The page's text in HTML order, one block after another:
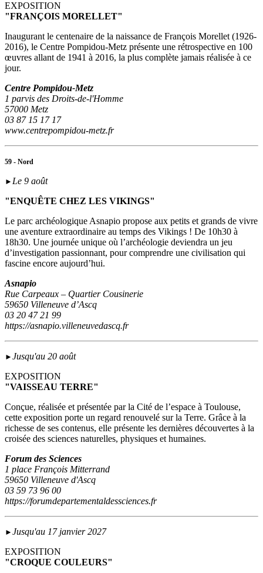
EXPOSITION
"FRANÇOIS MORELLET"
Inaugurant le centenaire de la naissance de François Morellet (1926-
2016), le Centre Pompidou-Metz présente une rétrospective en 100
œuvres allant de 1941 à 2016, la plus complète jamais réalisée à ce
jour.
Centre Pompidou-Metz
1 parvis des Droits-de-l'Homme
57000 Metz
03 87 15 17 17
www.centrepompidou-metz.fr
59 - Nord
► Le 9 août
"ENQUÊTE CHEZ LES VIKINGS"
Le parc archéologique Asnapio propose aux petits et grands de vivre
une aventure extraordinaire au temps des Vikings ! De 10h30 à
18h30. Une journée unique où l’archéologie deviendra un jeu
d’investigation passionnant, pour comprendre une civilisation qui
fascine encore aujourd’hui.
Asnapio
Rue Carpeaux – Quartier Cousinerie
59650 Villeneuve d’Ascq
03 20 47 21 99
https://asnapio.villeneuvedascq.fr
► Jusqu'au 20 août
EXPOSITION
"VAISSEAU TERRE"
Conçue, réalisée et présentée par la Cité de l’espace à Toulouse,
cette exposition porte un regard renouvelé sur la Terre. Grâce à la
richesse de ses contenus, elle présente les dernières découvertes à la
croisée des sciences naturelles, physiques et humaines.
Forum des Sciences
1 place François Mitterrand
59650 Villeneuve d'Ascq
03 59 73 96 00
https://forumdepartementaldessciences.fr
► Jusqu'au 17 janvier 2027
EXPOSITION
"CROQUE COULEURS"